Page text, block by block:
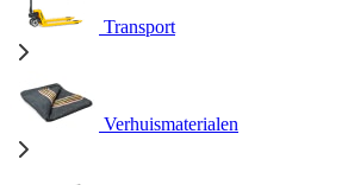
Transport
Verhuismaterialen